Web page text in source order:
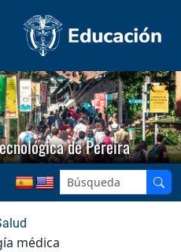
de Pereira
médica